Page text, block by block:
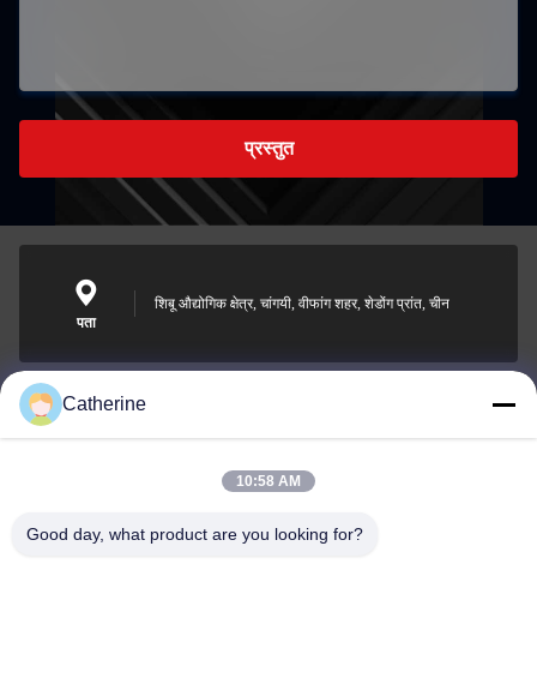
प्रस्तुत
पता
शिबू औद्योगिक क्षेत्र, चांगयी, वीफांग शहर, शेडोंग प्रांत, चीन
padraic@huayumachine.cn
Catherine
10:58 AM
Good day, what product are you looking for?